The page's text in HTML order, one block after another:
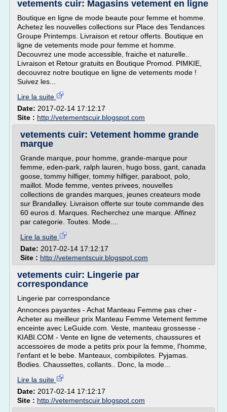
vetements cuir: Magasins vetement en ligne
Boutique en ligne de mode beaute pour femme et homme.
Achetez les nouvelles collections sur Place des Tendances
Groupe Printemps. Livraison et retour offerts. Boutique en
ligne de vetements mode pour femme et homme.
Decouvrez une mode accessible, fraiche et naturelle..
Livraison et Retour gratuits en Boutique Promod. PIMKIE,
decouvrez notre boutique en ligne de vetements mode !
Suivez les...
Lire la suite
Date: 2017-02-14 17:12:17
Site : http://vetementscuir.blogspot.com
vetements cuir: Vetement homme grande
marque
Grande marque, pour homme, grande-marque pour
femme, eden-park, ralph lauren, hugo boss, gant, canada
goose, tommy hilfiger, tommy hilfiger, paraboot, polo,
maillot. Mode femme, ventes privees, nouvelles
collections de grandes marques, jeunes createurs mode
sur Brandalley. Livraison offerte sur toute commande des
60 euros d. Marques. Recherchez une marque. Affinez
par categorie. Toutes. Mode....
Lire la suite
Date: 2017-02-14 17:12:17
Site : http://vetementscuir.blogspot.com
vetements cuir: Lingerie par
correspondance
Lingerie par correspondance
Annonces payantes - Achat Manteau Femme pas cher -
Acheter au meilleur prix Manteau Femme Vetement femme
enceinte avec LeGuide.com. Veste, manteau grossesse -
KIABI.COM - Vente en ligne de vetements, chaussures et
accessoires de mode a petits prix pour la femme, l'homme,
l'enfant et le bebe. Manteaux, combipilotes. Pyjamas.
Bodies. Chaussettes, collants.. Donc, la mode...
Lire la suite
Date: 2017-02-14 17:12:17
Site : http://vetementscuir.blogspot.com